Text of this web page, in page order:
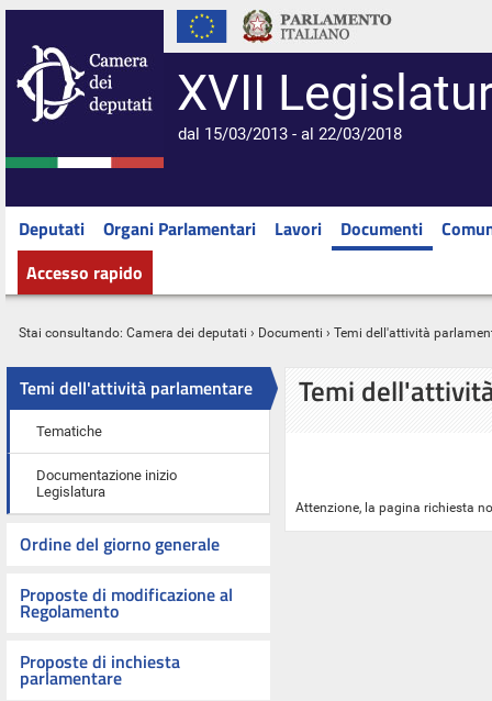
XVII
dal 15/03/2013 - al 22/03/2018
Deputati Organi Parlamentari Lavori Documenti
Accesso rapido
Stai consultando: Camera dei deputati › Documenti › Temi dell'attività
Temi dell'attività parlamentare
Tematiche
Documentazione inizio
Legislatura
Ordine del giorno generale
Proposte di modificazione al
Regolamento
Proposte di inchiesta
parlamentare
Temi
Attenzione, la pagina richiesta